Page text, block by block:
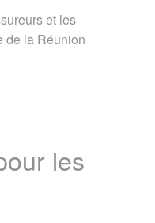
et les
de la Réunion
les